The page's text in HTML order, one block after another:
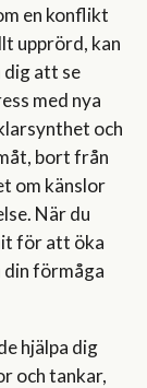
en konflikt
upprörd, kan
dig att se
med nya
och
bort från
om känslor
När du
för att öka
förmåga
hjälpa dig
och tankar,